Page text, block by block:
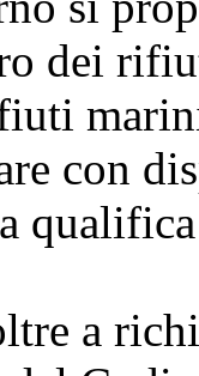
dei
con
a